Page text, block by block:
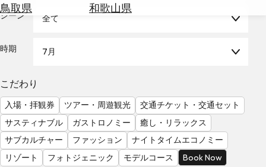
鳥取県
和歌山県
を
る
天
気
を
見
る
シーン 全て
時期 7月
こだわり
入場・拝観券 ツアー・周遊観光
交通チケット・交通セット
サスティナブル
ガストロノミー
癒し・リラックス
サブカルチャー
ファッション
ナイトタイムエコノミー
リゾート
フォトジェニック モデルコース Book Now